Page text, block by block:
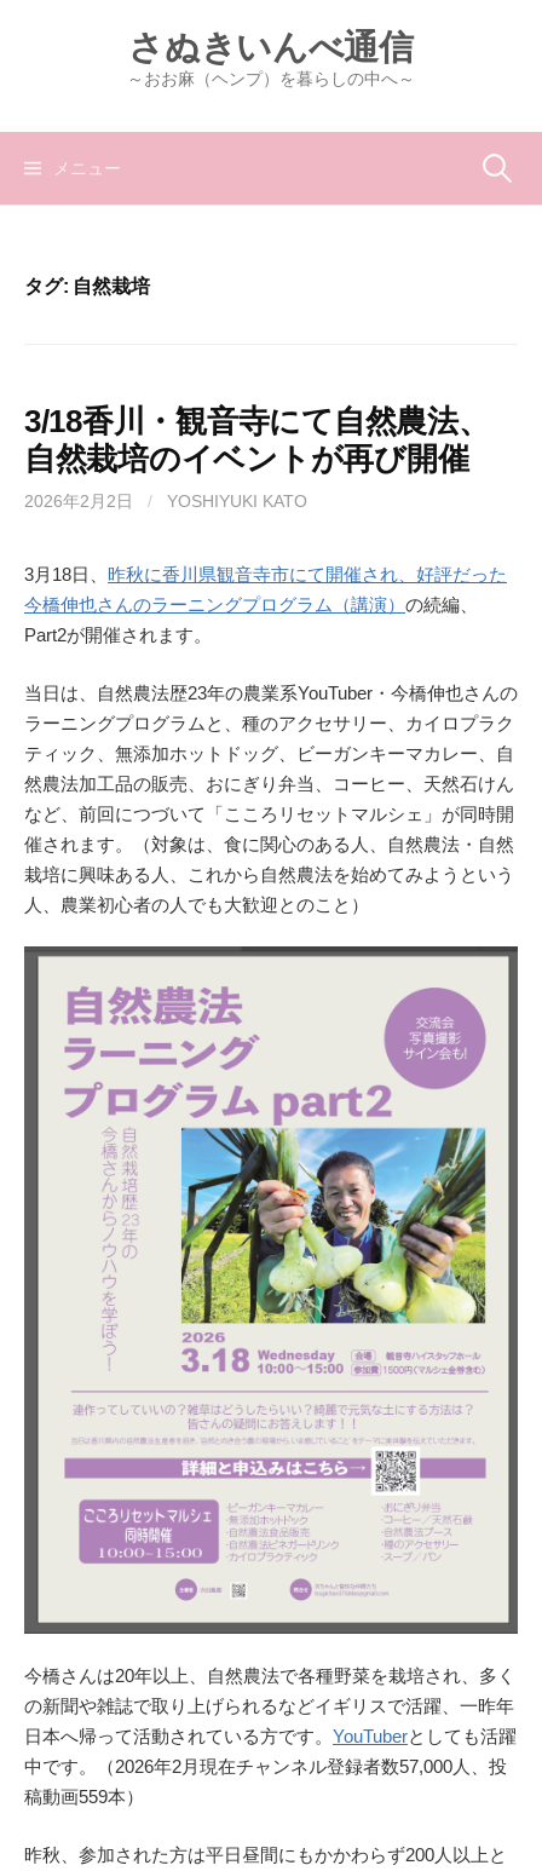
ツ
さぬきいんべ通信
～おお麻（ヘンプ）を暮らしの中へ～
メニュー 検
タグ: 自然栽培
3/18香川・観音寺にて自然農法、
自然栽培のイベントが再び開催
2026年2月2日 / YOSHIYUKI KATO
3月18日、 昨秋に香川県観音寺市にて開催され、好評だった
今橋伸也さんのラーニングプログラム（講演） の続編、
Part2が開催されます。
当日は、自然農法歴23年の農業系YouTuber・今橋伸也さんの
ラーニングプログラムと、種のアクセサリー、カイロプラク
ティック、無添加ホットドッグ、ビーガンキーマカレー、自
然農法加工品の販売、おにぎり弁当、コーヒー、天然石けん
など、前回につづいて「こころリセットマルシェ」が同時開
催されます。（対象は、食に関心のある人、自然農法・自然
栽培に興味ある人、これから自然農法を始めてみようという
人、農業初心者の人でも大歓迎とのこと）
今橋さんは20年以上、自然農法で各種野菜を栽培され、多く
の新聞や雑誌で取り上げられるなどイギリスで活躍、一昨年
日本へ帰って活動されている方です。 YouTuberとしても活躍
中です。（2026年2月現在チャンネル登録者数57,000人、投
稿動画559本）
昨秋、参加された方は平日昼間にもかかわらず200人以上と